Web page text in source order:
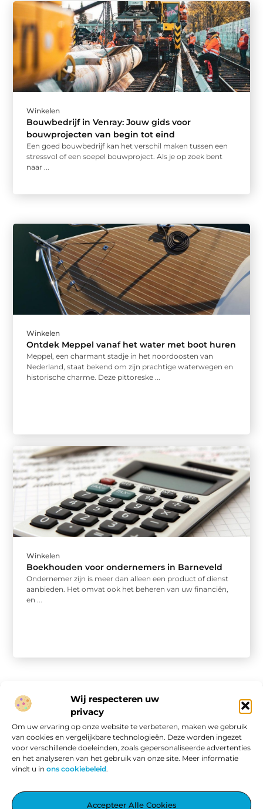
Wij respecteren uw
privacy
Om uw ervaring op onze website te verbeteren, maken we gebruik
van cookies en vergelijkbare technologieën. Deze worden ingezet
voor verschillende doeleinden, zoals gepersonaliseerde advertenties
en het analyseren van het gebruik van onze site. Meer informatie
vindt u in ons cookiebeleid.
Accepteer Alle Cookies
Winkelen
Bouwbedrijf in Venray: Jouw gids voor
bouwprojecten van begin tot eind
Een goed bouwbedrijf kan het verschil maken tussen een
stressvol of een soepel bouwproject. Als je op zoek bent
naar ...
Winkelen
Ontdek Meppel vanaf het water met boot huren
Meppel, een charmant stadje in het noordoosten van
Nederland, staat bekend om zijn prachtige waterwegen en
historische charme. Deze pittoreske ...
Winkelen
Boekhouden voor ondernemers in Barneveld
Ondernemer zijn is meer dan alleen een product of dienst
aanbieden. Het omvat ook het beheren van uw financiën,
en ...
Aggiez.nl – Altijd Iets Interessants te Lezen.
Onze informatie